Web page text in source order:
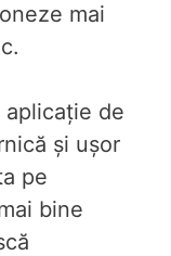
mai
de
și ușor
pe
bine